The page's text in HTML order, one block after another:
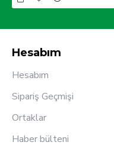
Hesabım
Hesabım
Sipariş Geçmişi
Ortaklar
Haber bülteni